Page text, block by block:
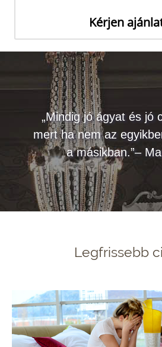
Kérjen
„Mindig jó ágyat és jó
mert ha nem az
a másikban.”–
Legfrissebb